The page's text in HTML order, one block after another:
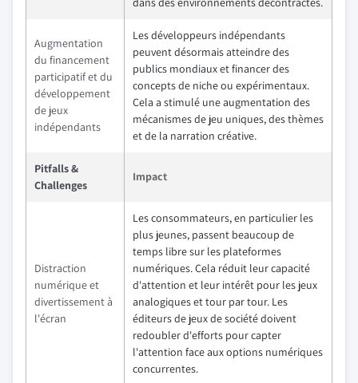
Augmentation
du financement
participatif et du
développement
de jeux
indépendants
Les développeurs indépendants
peuvent désormais atteindre des
publics mondiaux et financer des
concepts de niche ou expérimentaux.
Cela a stimulé une augmentation des
mécanismes de jeu uniques, des thèmes
et de la narration créative.
Pitfalls &
Challenges
Impact
Distraction
numérique et
divertissement à
l'écran
Les consommateurs, en particulier les
plus jeunes, passent beaucoup de
temps libre sur les plateformes
numériques. Cela réduit leur capacité
d'attention et leur intérêt pour les jeux
analogiques et tour par tour. Les
éditeurs de jeux de société doivent
redoubler d'efforts pour capter
l'attention face aux options numériques
concurrentes.